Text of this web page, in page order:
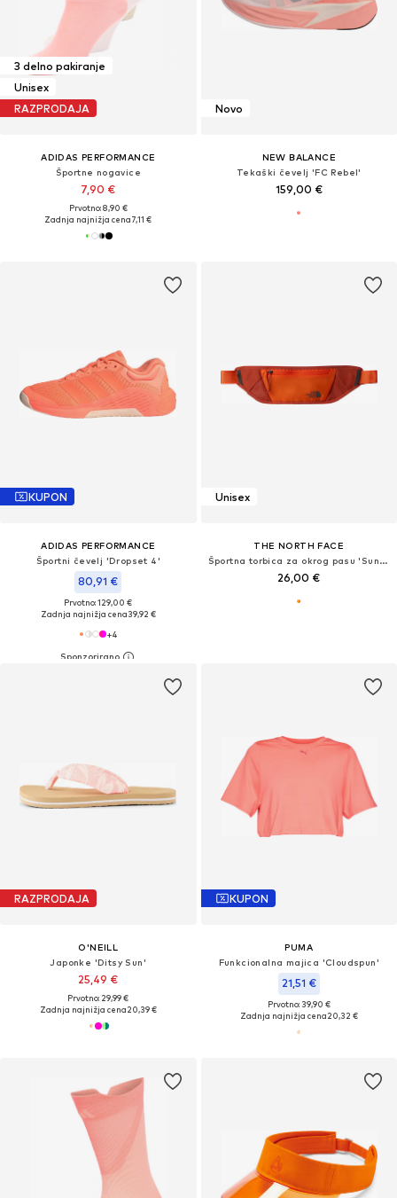
3 delno pakiranje
Unisex
RAZPRODAJA
ADIDAS PERFORMANCE
Športne nogavice
7,90 €
Prvotno: 8,90 €
Zadnja najnižja cena7,11 €
Novo
NEW BALANCE
Tekaški čevelj 'FC Rebel'
159,00 €
KUPON
ADIDAS PERFORMANCE
Športni čevelj 'Dropset 4'
80,91 €
Prvotno: 129,00 €
Zadnja najnižja cena39,92 €
+4
Unisex
THE NORTH FACE
Športna torbica za okrog pasu 'Sunriser'
26,00 €
RAZPRODAJA
O'NEILL
Japonke 'Ditsy Sun'
25,49 €
Prvotno: 29,99 €
Zadnja najnižja cena20,39 €
KUPON
PUMA
Funkcionalna majica 'Cloudspun'
21,51 €
Prvotno: 39,90 €
Zadnja najnižja cena20,32 €